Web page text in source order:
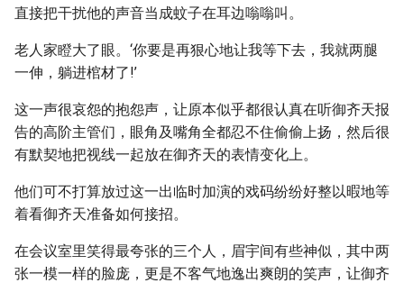
直接把干扰他的声音当成蚊子在耳边嗡嗡叫。
老人家瞪大了眼。‘你要是再狠心地让我等下去，我就两腿
一伸，躺进棺材了!’
这一声很哀怨的抱怨声，让原本似乎都很认真在听御齐天报
告的高阶主管们，眼角及嘴角全都忍不住偷偷上扬，然后很
有默契地把视线一起放在御齐天的表情变化上。
他们可不打算放过这一出临时加演的戏码纷纷好整以暇地等
着看御齐天准备如何接招。
在会议室里笑得最夸张的三个人，眉宇间有些神似，其中两
张一模一样的脸庞，更是不客气地逸出爽朗的笑声，让御齐